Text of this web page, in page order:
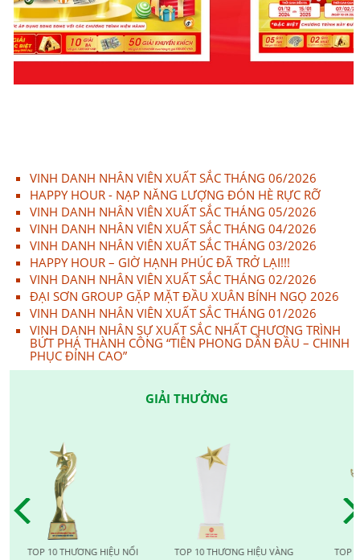
VINH DANH NHÂN VIÊN XUẤT SẮC THÁNG 06/2026
HAPPY HOUR - NẠP NĂNG LƯỢNG ĐÓN HÈ RỰC RỠ
VINH DANH NHÂN VIÊN XUẤT SẮC THÁNG 05/2026
VINH DANH NHÂN VIÊN XUẤT SẮC THÁNG 04/2026
VINH DANH NHÂN VIÊN XUẤT SẮC THÁNG 03/2026
HAPPY HOUR – GIỜ HẠNH PHÚC ĐÃ TRỞ LẠI!!!
VINH DANH NHÂN VIÊN XUẤT SẮC THÁNG 02/2026
ĐẠI SƠN GROUP GẶP MẶT ĐẦU XUÂN BÍNH NGỌ 2026
VINH DANH NHÂN VIÊN XUẤT SẮC THÁNG 01/2026
VINH DANH NHÂN SỰ XUẤT SẮC NHẤT CHƯƠNG TRÌNH
BỨT PHÁ THÀNH CÔNG “TIÊN PHONG DẪN ĐẦU – CHINH
PHỤC ĐỈNH CAO”
GIẢI THƯỞNG
TOP 10 THƯƠNG HIỆU NỔI
TOP 10 THƯƠNG HIỆU VÀNG
TOP